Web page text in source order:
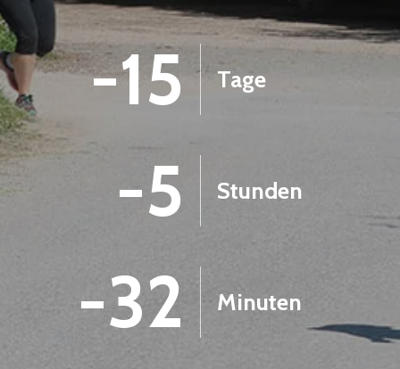
-15 Tage
-5 Stunden
-32 Minuten